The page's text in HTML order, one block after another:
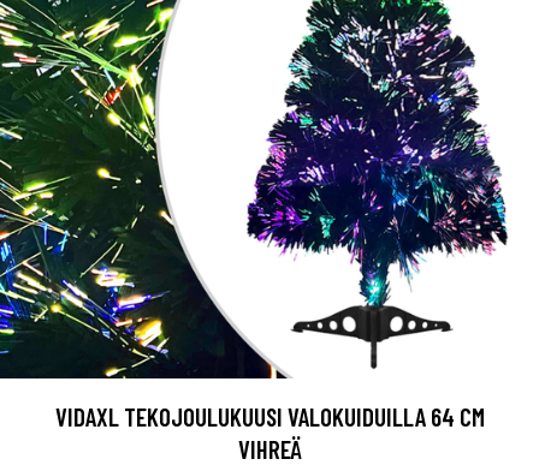
VIDAXL TEKOJOULUKUUSI VALOKUIDUILLA 64 CM
VIHREÄ